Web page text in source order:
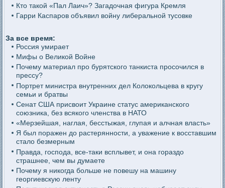
Кто такой «Пал Лаич»? Загадочная фигура Кремля
Гарри Каспаров объявил войну либеральной тусовке
За все время:
Россия умирает
Мифы о Великой Войне
Почему материал про бурятского танкиста просочился в
прессу?
Портрет министра внутренних дел Колокольцева в кругу
семьи и братвы
Сенат США присвоит Украине статус американского
союзника, без всякого членства в НАТО
«Мерзейшая, наглая, бесстыжая, глупая и алчная власть»
Я был поражен до растерянности, а уважение к восставшим
стало безмерным
Правда, господа, все-таки всплывет, и она гораздо
страшнее, чем вы думаете
Почему я никогда больше не повешу на машину
георгиевскую ленту